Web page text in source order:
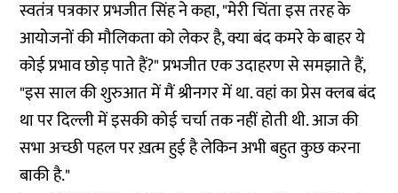
स्वतंत्र पत्रकार प्रभजीत सिंह ने कहा, "मेरी चिंता इस तरह के
आयोजनों की मौलिकता को लेकर है, क्या बंद कमरे के बाहर ये
कोई प्रभाव छोड़ पाते हैं?" प्रभजीत एक उदाहरण से समझाते हैं,
"इस साल की शुरुआत में मैं श्रीनगर में था. वहां का प्रेस क्लब बंद
था पर दिल्ली में इसकी कोई चर्चा तक नहीं होती थी. आज की
सभा अच्छी पहल पर ख़त्म हुई है लेकिन अभी बहुत कुछ करना
बाकी है."